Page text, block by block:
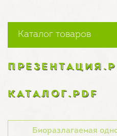
Каталог товаров
КАТАЛОГ.PDF
Биоразлагаемая